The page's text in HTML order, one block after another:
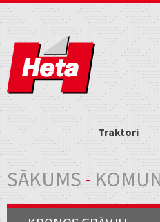
Traktori
Jūs atrodaties šeit
SĀKUMS-